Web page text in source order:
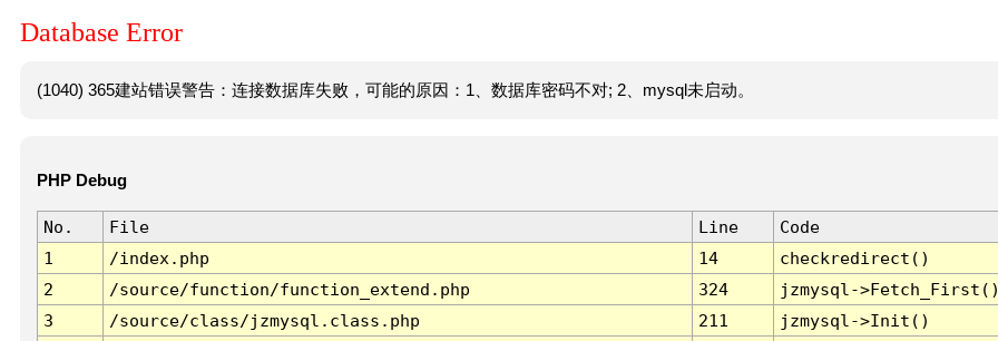
Database Error
(1040) 365建站错误警告：连接数据库失败，可能的原因：1、数据库密码不对; 2、mysql未启动。
PHP Debug
No. File Line
Code
1
/index.php 14
checkredirect()
2
/source/function/function_extend.php 324
jzmysql-
3
/source/class/jzmysql.class.php 211
jzmysql->Init()